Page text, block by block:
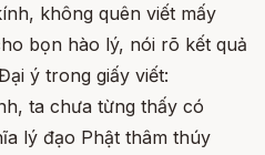
không quên viết mấy
bọn hào lý, nói rõ kết quả
ý trong giấy viết:
ta chưa từng thấy có
lý đạo Phật thâm thúy